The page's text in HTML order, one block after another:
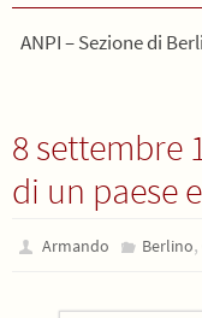
ANPI – Sezione di
8 settembre
di un paese
Armando Berlino,